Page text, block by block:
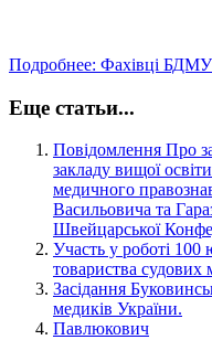
Подробнее: Фахівці
Еще статьи...
Повідомлення Про
закладу вищої
медичного
Васильовича та
Швейцарської
Участь у роботі 100
товариства судових
Засідання
медиків України.
Павлюкович